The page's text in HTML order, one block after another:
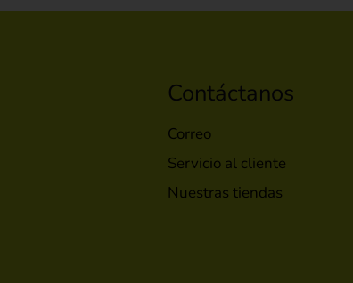
Contáctanos
Correo
Servicio al cliente
Nuestras tiendas